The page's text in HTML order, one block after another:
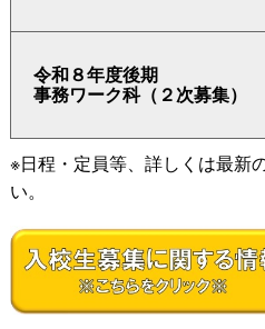
令和８年度後期
事務ワーク科（２次募集）
※日程・定員等、詳しくは最新
い。